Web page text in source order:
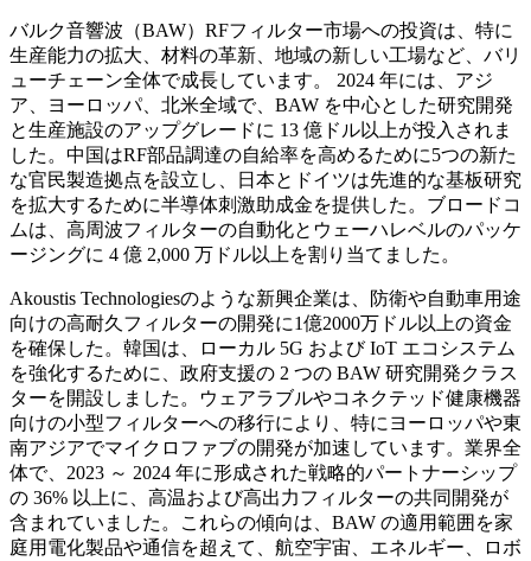
バルク音響波（BAW）RFフィルター市場への投資は、特に
生産能力の拡大、材料の革新、地域の新しい工場など、バリ
ューチェーン全体で成長しています。 2024 年には、アジ
ア、ヨーロッパ、北米全域で、BAW を中心とした研究開発
と生産施設のアップグレードに 13 億ドル以上が投入されま
した。中国はRF部品調達の自給率を高めるために5つの新た
な官民製造拠点を設立し、日本とドイツは先進的な基板研究
を拡大するために半導体刺激助成金を提供した。ブロードコ
ムは、高周波フィルターの自動化とウェーハレベルのパッケ
ージングに 4 億 2,000 万ドル以上を割り当てました。
Akoustis Technologiesのような新興企業は、防衛や自動車用途
向けの高耐久フィルターの開発に1億2000万ドル以上の資金
を確保した。韓国は、ローカル 5G および IoT エコシステム
を強化するために、政府支援の 2 つの BAW 研究開発クラス
ターを開設しました。ウェアラブルやコネクテッド健康機器
向けの小型フィルターへの移行により、特にヨーロッパや東
南アジアでマイクロファブの開発が加速しています。業界全
体で、2023 ～ 2024 年に形成された戦略的パートナーシップ
の 36% 以上に、高温および高出力フィルターの共同開発が
含まれていました。これらの傾向は、BAW の適用範囲を家
庭用電化製品や通信を超えて、航空宇宙、エネルギー、ロボ